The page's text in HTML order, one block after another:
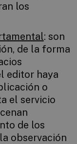
los
: son
de la forma
editor haya
o
el servicio
de los
observación